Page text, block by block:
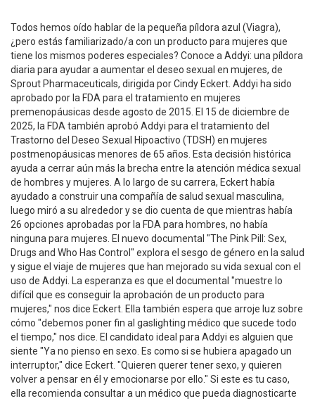
Todos hemos oído hablar de la pequeña píldora azul (Viagra),
¿pero estás familiarizado/a con un producto para mujeres que
tiene los mismos poderes especiales? Conoce a Addyi: una píldora
diaria para ayudar a aumentar el deseo sexual en mujeres, de
Sprout Pharmaceuticals, dirigida por Cindy Eckert. Addyi ha sido
aprobado por la FDA para el tratamiento en mujeres
premenopáusicas desde agosto de 2015. El 15 de diciembre de
2025, la FDA también aprobó Addyi para el tratamiento del
Trastorno del Deseo Sexual Hipoactivo (TDSH) en mujeres
postmenopáusicas menores de 65 años. Esta decisión histórica
ayuda a cerrar aún más la brecha entre la atención médica sexual
de hombres y mujeres. A lo largo de su carrera, Eckert había
ayudado a construir una compañía de salud sexual masculina,
luego miró a su alrededor y se dio cuenta de que mientras había
26 opciones aprobadas por la FDA para hombres, no había
ninguna para mujeres. El nuevo documental "The Pink Pill: Sex,
Drugs and Who Has Control" explora el sesgo de género en la salud
y sigue el viaje de mujeres que han mejorado su vida sexual con el
uso de Addyi. La esperanza es que el documental "muestre lo
difícil que es conseguir la aprobación de un producto para
mujeres," nos dice Eckert. Ella también espera que arroje luz sobre
cómo "debemos poner fin al gaslighting médico que sucede todo
el tiempo," nos dice. El candidato ideal para Addyi es alguien que
siente "Ya no pienso en sexo. Es como si se hubiera apagado un
interruptor," dice Eckert. "Quieren querer tener sexo, y quieren
volver a pensar en él y emocionarse por ello." Si este es tu caso,
ella recomienda consultar a un médico que pueda diagnosticarte